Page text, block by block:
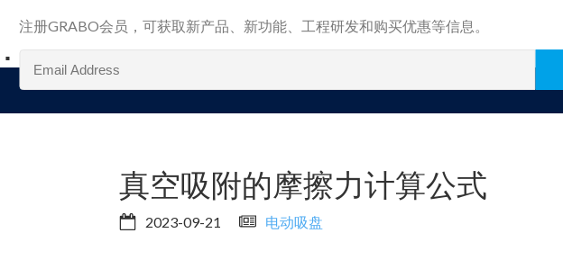
注册GRABO会员，可获取新产品、新功能、工程研发和购买优惠等信息。
真空吸附的摩擦力计算公式
2023-09-21 电动吸盘